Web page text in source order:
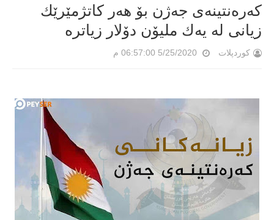
كەرەنتینەی جەژن بۆ هەر كاتژمێرێك
زیانی لە یەك ملیۆن دۆلار زیاترە‌
کوردپلات 5/25/2020 06:57:00 م